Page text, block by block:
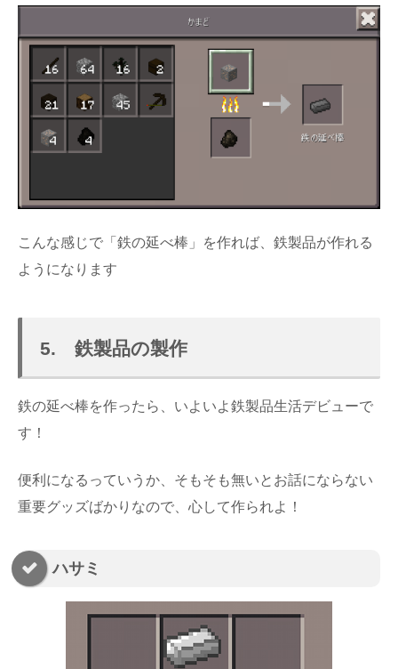
こんな感じで「鉄の延べ棒」を作れば、鉄製品が作れる
ようになります
5. 鉄製品の製作
鉄の延べ棒を作ったら、いよいよ鉄製品生活デビューで
す！
便利になるっていうか、そもそも無いとお話にならない
重要グッズばかりなので、心して作られよ！
ハサミ